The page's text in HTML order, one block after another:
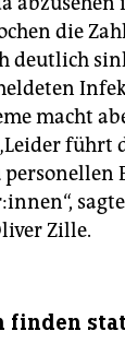
die
deutlich
macht
führt
sagte
Zille.
finden